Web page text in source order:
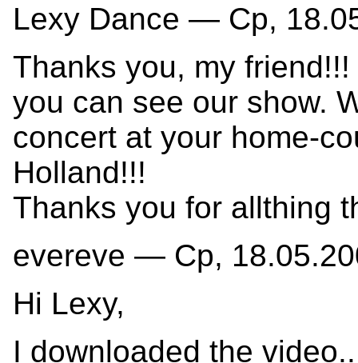
Lexy Dance — Ср,
Thanks you, my
you can see our show.
concert at your home-
Holland!!!
Thanks you for allthing
evereve — Ср,
Hi Lexy,
I downloaded the